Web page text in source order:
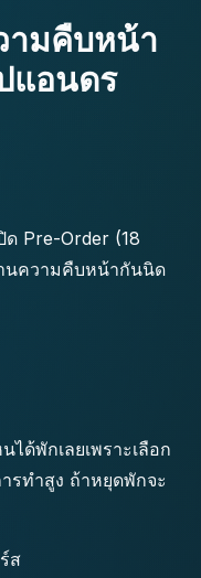
ามคืบหน้า
แอนดร
ด Pre-Order (18
นความคืบหน้ากันนิด
ด้พักเลยเพราะเลือก
รทำสูง ถ้าหยุดพักจะ
ส